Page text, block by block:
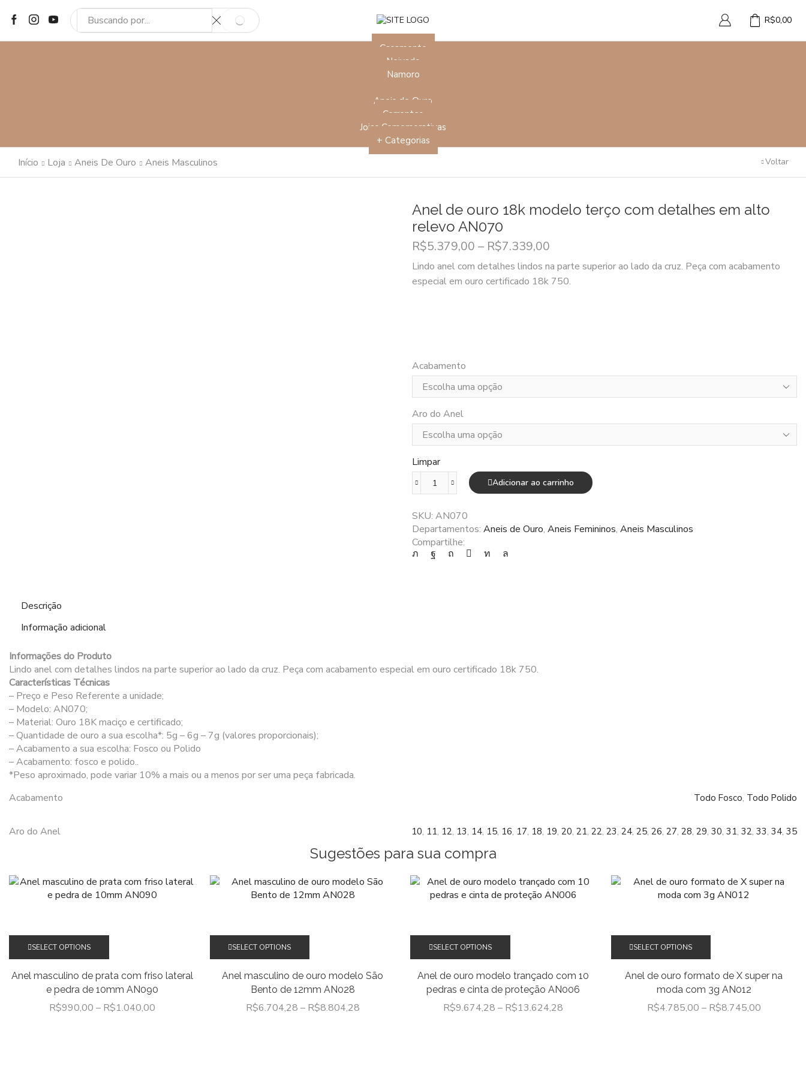
SEARCH
SEARCH
R$0,00
Casamento
Noivado
Namoro
Aneis de Ouro
Correntes
Joias Comemorativas
+ Categorias
Início Loja Aneis De Ouro Aneis Masculinos Voltar
Anel de ouro 18k modelo terço com detalhes em alto
relevo AN070
R$5.379,00 – R$7.339,00
Lindo anel com detalhes lindos na parte superior ao lado da cruz. Peça com acabamento
especial em ouro certificado 18k 750.
Acabamento
Aro do Anel
Limpar
Anel
ouro
18k
modelo
terço
Adicionar ao carrinho
SKU: AN070
Departamentos: Aneis de Ouro, Aneis Femininos, Aneis Masculinos
Compartilhe:
Descrição
Informação adicional
Informações do Produto
Lindo anel com detalhes lindos na parte superior ao lado da cruz. Peça com acabamento especial em ouro certificado 18k 750.
Características Técnicas
– Preço e Peso Referente a unidade;
– Modelo: AN070;
– Material: Ouro 18K maciço e certificado;
– Quantidade de ouro a sua escolha*: 5g – 6g – 7g (valores proporcionais);
– Acabamento a sua escolha: Fosco ou Polido
– Acabamento: fosco e polido..
*Peso aproximado, pode variar 10% a mais ou a menos por ser uma peça fabricada.
Acabamento
Todo Fosco, Todo Polido
Aro do Anel 10, 11, 12, 13, 14, 15, 16, 17, 18, 19, 20, 21, 22, 23, 24, 25, 26, 27, 28, 29, 30, 31, 32, 33, 34, 35
Sugestões para sua compra
SELECT OPTIONS
várias
variantes.
As
Anel masculino de prata com friso lateral
e pedra de 10mm AN090
R$990,00 – R$1.040,00
SELECT OPTIONS
várias
variantes.
As
Anel masculino de ouro modelo São
Bento de 12mm AN028
R$6.704,28 – R$8.804,28
SELECT OPTIONS
várias
variantes.
As
Anel de ouro modelo trançado com 10
pedras e cinta de proteção AN006
R$9.674,28 – R$13.624,28
SELECT OPTIONS
várias
variantes.
As
Anel de ouro formato de X super na
moda com 3g AN012
R$4.785,00 – R$8.745,00